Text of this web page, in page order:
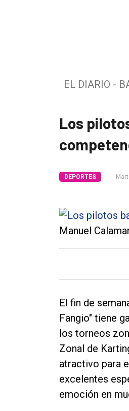
Tendencia
Entrevistas
Deportes
Fúnebres
Nosotros
Contacto
EL DIARIO -
Los
DEPORTES
Manuel
El fin de
Fangio" tiene
los torneos
Zonal de
atractivo para
excelentes
emoción en